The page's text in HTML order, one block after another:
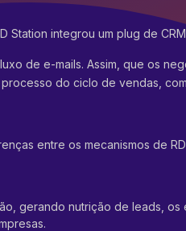
Station integrou um plug de
de e-mails. Assim, que os
do ciclo de vendas,
entre os mecanismos de
gerando nutrição de leads,